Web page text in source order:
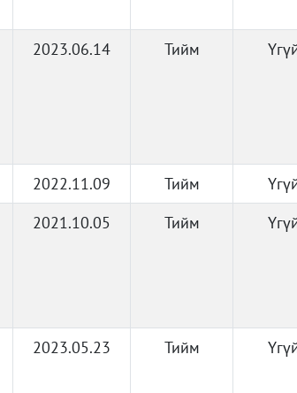
2023.06.14 Тийм
2022.11.09 Тийм
2021.10.05 Тийм
2023.05.23 Тийм